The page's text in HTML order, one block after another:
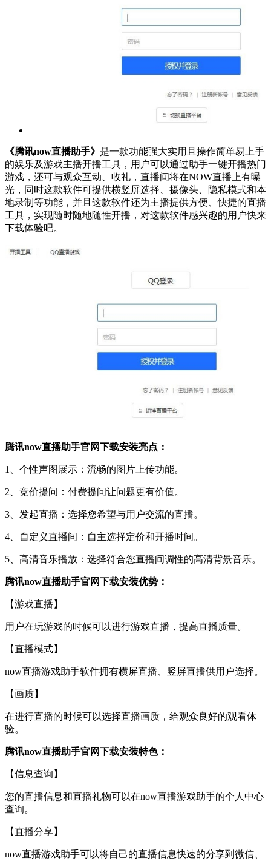
《腾讯now直播助手》 是一款功能强大实用且操作简单易上手
的娱乐及游戏主播开播工具，用户可以通过助手一键开播热门
游戏，还可与观众互动、收礼，直播间将在NOW直播上有曝
光，同时这款软件可提供横竖屏选择、摄像头、隐私模式和本
地录制等功能，并且这款软件还为主播提供方便、快捷的直播
工具，实现随时随地随性开播，对这款软件感兴趣的用户快来
下载体验吧。
腾讯now直播助手官网下载安装亮点：
1、个性声图展示：流畅的图片上传功能。
2、竞价提问：付费提问让问题更有价值。
3、发起直播：选择您希望与用户交流的直播。
4、自定义直播间：自主选择定价和开播时间。
5、高清音乐播放：选择符合您直播间调性的高清背景音乐。
腾讯now直播助手官网下载安装优势：
【游戏直播】
用户在玩游戏的时候可以进行游戏直播，提高直播质量。
【直播模式】
now直播游戏助手软件拥有横屏直播、竖屏直播供用户选择。
【画质】
在进行直播的时候可以选择直播画质，给观众良好的观看体
验。
腾讯now直播助手官网下载安装特色：
【信息查询】
您的直播信息和直播礼物可以在now直播游戏助手的个人中心
查询。
【直播分享】
now直播游戏助手可以将自己的直播信息快速的分享到微信、